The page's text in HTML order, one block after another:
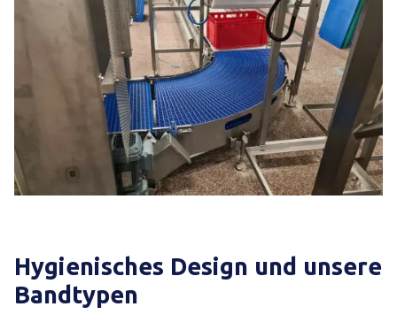
Hygienisches Design und unsere
Bandtypen